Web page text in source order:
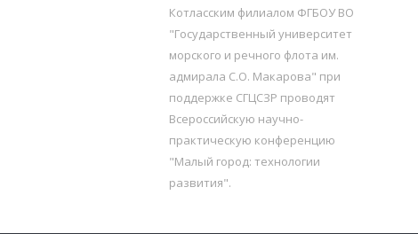
Котласским филиалом ФГБОУ ВО
"Государственный университет
морского и речного флота им.
адмирала С.О. Макарова" при
поддержке СГЦСЗР проводят
Всероссийскую научно-
практическую конференцию
"Малый город: технологии
развития".